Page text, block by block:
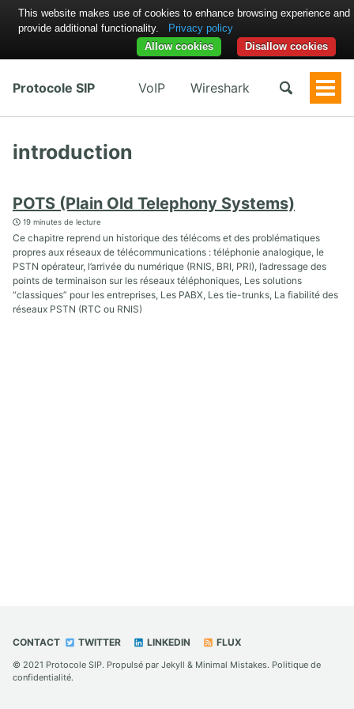
Protocole SIP VoIP Wireshark
introduction
POTS (Plain Old Telephony Systems)
19 minutes de lecture
Ce chapitre reprend un historique des télécoms et des problématiques
propres aux réseaux de télécommunications : téléphonie analogique, le
PSTN opérateur, l’arrivée du numérique (RNIS, BRI, PRI), l’adressage des
points de terminaison sur les réseaux téléphoniques, Les solutions
“classiques” pour les entreprises, Les PABX, Les tie-trunks, La fiabilité des
réseaux PSTN (RTC ou RNIS)
CONTACT TWITTER LINKEDIN FLUX
© 2021 Protocole SIP. Propulsé par Jekyll & Minimal Mistakes. Politique de
confidentialité.
This website makes use of cookies to enhance browsing experience and
provide additional functionality.
Privacy policy
Disallow cookies
Allow cookies